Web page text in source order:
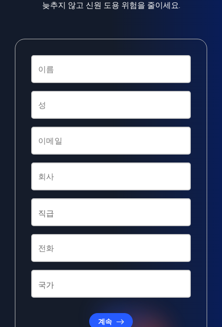
늦추지 않고 신원 도용 위험을 줄이세요.
계속